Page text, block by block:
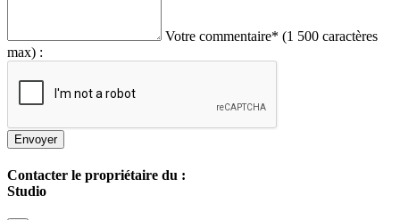
Votre commentaire* (1 500 caractères
max) :
Envoyer
Contacter le propriétaire du :
Studio